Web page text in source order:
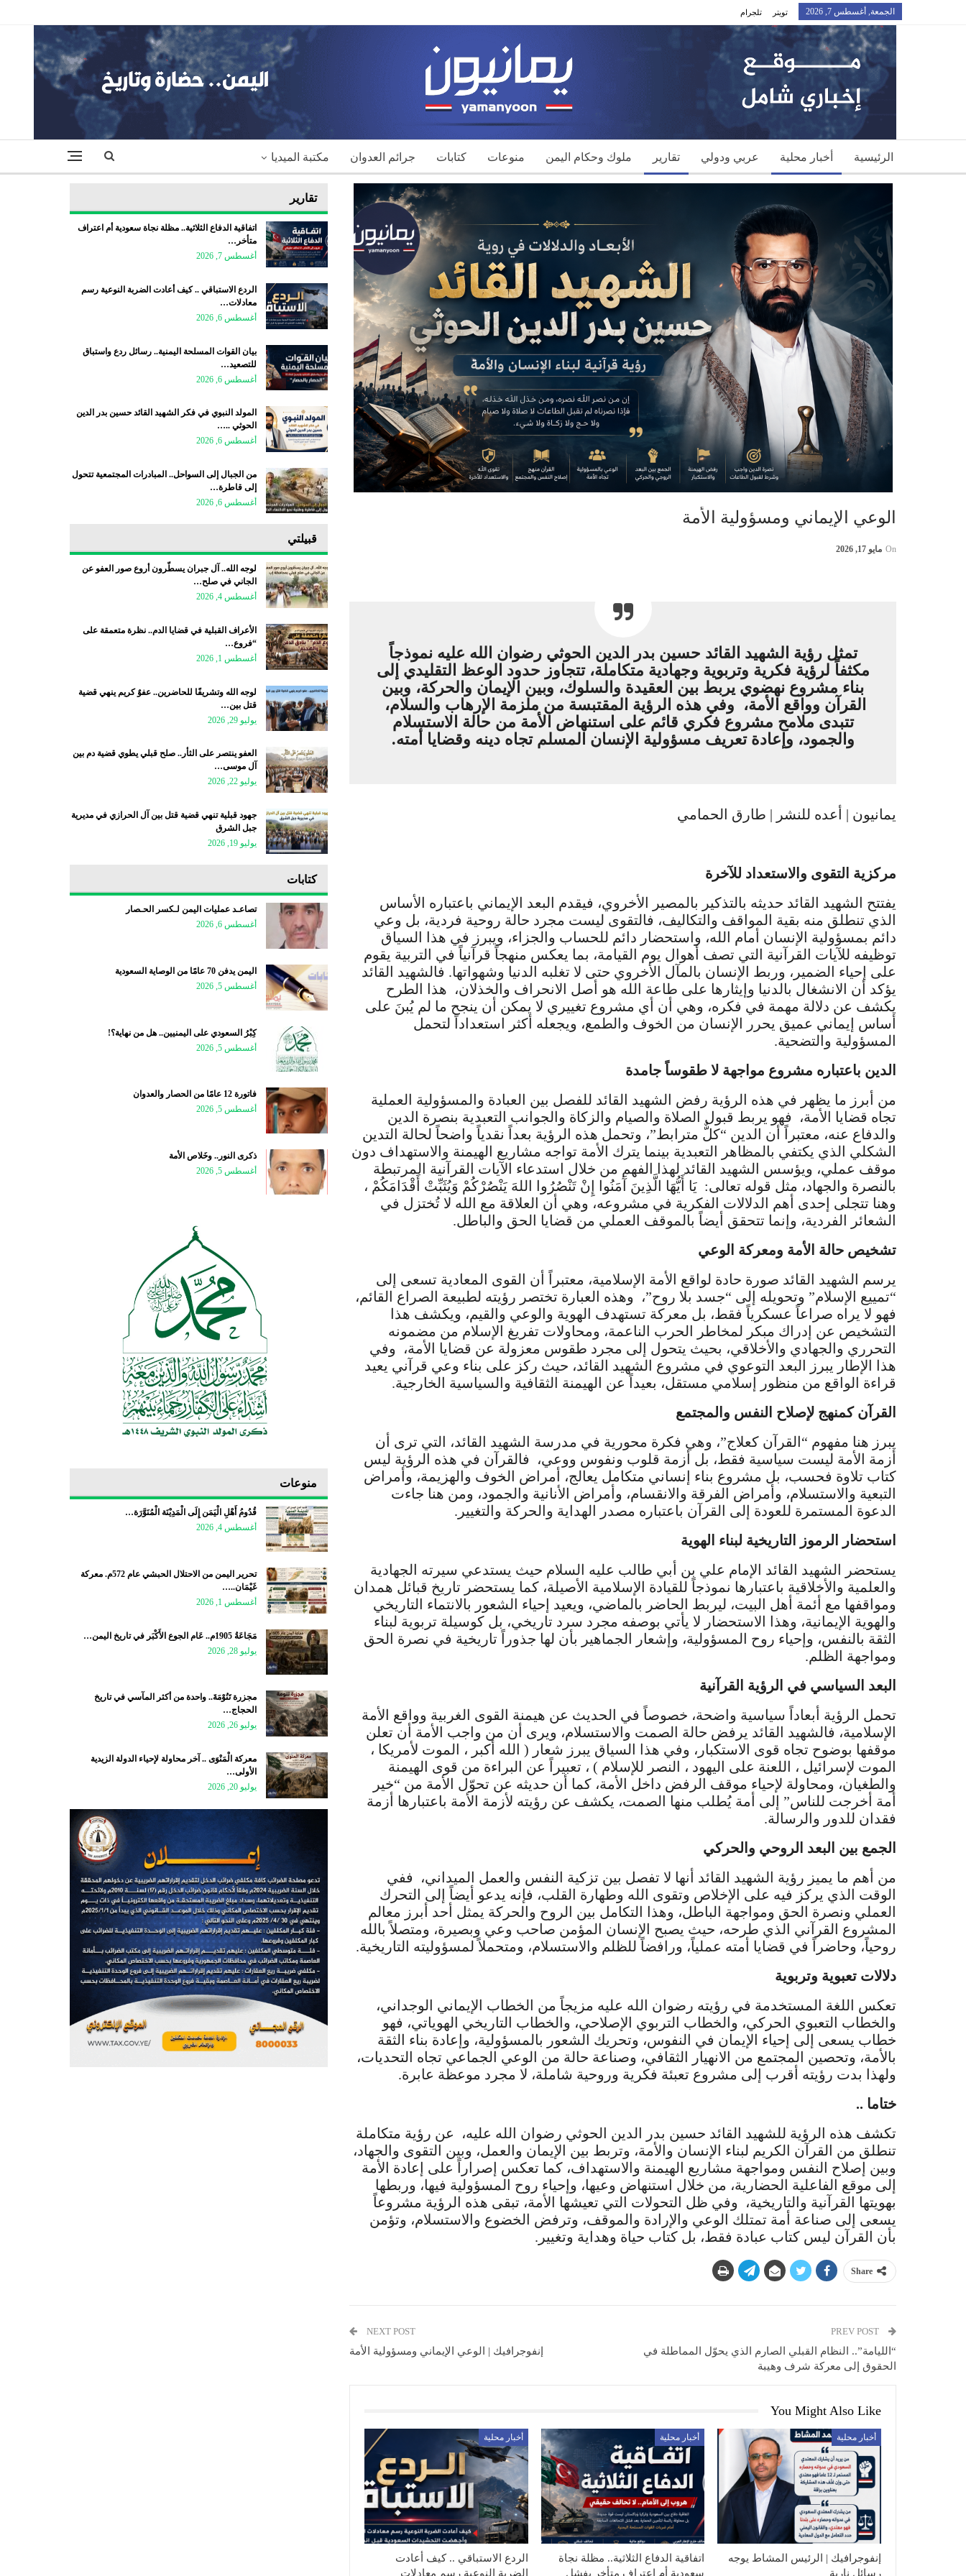
الجمعة, أغسطس 7, 2026 تويتر تلجرام
الرئيسية أخبار محلية عربي ودولي تقارير ملوك وحكام اليمن منوعات كتابات جرائم العدوان مكتبة الميديا
الوعي الإيماني ومسؤولية الأمة
On مايو 17, 2026
تمثل رؤية الشهيد القائد حسين بدر الدين الحوثي رضوان الله عليه نموذجاً
مكثفاً لرؤية فكرية وتربوية وجهادية متكاملة، تتجاوز حدود الوعظ التقليدي إلى
بناء مشروع نهضوي يربط بين العقيدة والسلوك، وبين الإيمان والحركة، وبين
القرآن وواقع الأمة، وفي هذه الرؤية المقتبسة من ملزمة الإرهاب والسلام،
تتبدى ملامح مشروع فكري قائم على استنهاض الأمة من حالة الاستسلام
والجمود، وإعادة تعريف مسؤولية الإنسان المسلم تجاه دينه وقضايا أمته.
يمانيون | أعده للنشر | طارق الحمامي
مركزية التقوى والاستعداد للآخرة
يفتتح الشهيد القائد حديثه بالتذكير بالمصير الأخروي، فيقدم البعد الإيماني باعتباره الأساس
الذي تنطلق منه بقية المواقف والتكاليف، فالتقوى ليست مجرد حالة روحية فردية، بل وعي
دائم بمسؤولية الإنسان أمام الله، واستحضار دائم للحساب والجزاء، ويبرز في هذا السياق
توظيفه للآيات القرآنية التي تصف أهوال يوم القيامة، بما يعكس منهجاً قرآنياً في التربية يقوم
على إحياء الضمير، وربط الإنسان بالمآل الأخروي حتى لا تغلبه الدنيا وشهواتها. فالشهيد القائد
يؤكد أن الانشغال بالدنيا وإيثارها على طاعة الله هو أصل الانحراف والخذلان، هذا الطرح
يكشف عن دلالة مهمة في فكره، وهي أن أي مشروع تغييري لا يمكن أن ينجح ما لم يُبنَ على
أساس إيماني عميق يحرر الإنسان من الخوف والطمع، ويجعله أكثر استعداداً لتحمل
المسؤولية والتضحية.
الدين باعتباره مشروع مواجهة لا طقوساً جامدة
من أبرز ما يظهر في هذه الرؤية رفض الشهيد القائد للفصل بين العبادة والمسؤولية العملية
تجاه قضايا الأمة، فهو يربط قبول الصلاة والصيام والزكاة والجوانب التعبدية بنصرة الدين
والدفاع عنه، معتبراً أن الدين “كلٌّ مترابط”، وتحمل هذه الرؤية بعداً نقدياً واضحاً لحالة التدين
الشكلي الذي يكتفي بالمظاهر التعبدية بينما يترك الأمة تواجه مشاريع الهيمنة والاستهداف دون
موقف عملي، ويؤسس الشهيد القائد لهذا الفهم من خلال استدعاء الآيات القرآنية المرتبطة
بالنصرة والجهاد، مثل قوله تعالى: يَا أَيُّهَا الَّذِينَ آَمَنُوا إِنْ تَنْصُرُوا اللهَ يَنْصُرْكُمْ وَيُثَبِّتْ أَقْدَامَكُمْ ،
وهنا تتجلى إحدى أهم الدلالات الفكرية في مشروعه، وهي أن العلاقة مع الله لا تُختزل في
الشعائر الفردية، وإنما تتحقق أيضاً بالموقف العملي من قضايا الحق والباطل.
تشخيص حالة الأمة ومعركة الوعي
يرسم الشهيد القائد صورة حادة لواقع الأمة الإسلامية، معتبراً أن القوى المعادية تسعى إلى
“تمييع الإسلام” وتحويله إلى “جسد بلا روح”، وهذه العبارة تختصر رؤيته لطبيعة الصراع القائم،
فهو لا يراه صراعاً عسكرياً فقط، بل معركة تستهدف الهوية والوعي والقيم، ويكشف هذا
التشخيص عن إدراك مبكر لمخاطر الحرب الناعمة، ومحاولات تفريغ الإسلام من مضمونه
التحرري والجهادي والأخلاقي، بحيث يتحول إلى مجرد طقوس معزولة عن قضايا الأمة، وفي
هذا الإطار يبرز البعد التوعوي في مشروع الشهيد القائد، حيث ركز على بناء وعي قرآني يعيد
قراءة الواقع من منظور إسلامي مستقل، بعيداً عن الهيمنة الثقافية والسياسية الخارجية.
القرآن كمنهج لإصلاح النفس والمجتمع
يبرز هنا مفهوم “القرآن كعلاج”، وهي فكرة محورية في مدرسة الشهيد القائد، التي ترى أن
أزمة الأمة ليست سياسية فقط، بل أزمة قلوب ونفوس ووعي، فالقرآن في هذه الرؤية ليس
كتاب تلاوة فحسب، بل مشروع بناء إنساني متكامل يعالج، أمراض الخوف والهزيمة، وأمراض
التبعية والاستسلام، وأمراض الفرقة والانقسام، وأمراض الأنانية والجمود، ومن هنا جاءت
الدعوة المستمرة للعودة إلى القرآن باعتباره مصدر الهداية والحركة والتغيير.
استحضار الرموز التاريخية لبناء الهوية
يستحضر الشهيد القائد الإمام علي بن أبي طالب عليه السلام حيث يستدعي سيرته الجهادية
والعلمية والأخلاقية باعتبارها نموذجاً للقيادة الإسلامية الأصيلة، كما يستحضر تاريخ قبائل همدان
ومواقفها مع أئمة أهل البيت، ليربط الحاضر بالماضي، ويعيد إحياء الشعور بالانتماء التاريخي
والهوية الإيمانية، وهذا الاستحضار لا يأتي بوصفه مجرد سرد تاريخي، بل كوسيلة تربوية لبناء
الثقة بالنفس، وإحياء روح المسؤولية، وإشعار الجماهير بأن لها جذوراً تاريخية في نصرة الحق
ومواجهة الظلم.
البعد السياسي في الرؤية القرآنية
تحمل الرؤية أبعاداً سياسية واضحة، خصوصاً في الحديث عن هيمنة القوى الغربية وواقع الأمة
الإسلامية، فالشهيد القائد يرفض حالة الصمت والاستسلام، ويرى أن من واجب الأمة أن تعلن
موقفها بوضوح تجاه قوى الاستكبار، وفي هذا السياق يبرز شعار ( الله أكبر ، الموت لأمريكا ،
الموت لإسرائيل ، اللعنة على اليهود ، النصر للإسلام ) ، تعبيراً عن البراءة من قوى الهيمنة
والطغيان، ومحاولة لإحياء موقف الرفض داخل الأمة، كما أن حديثه عن تحوّل الأمة من “خير
أمة أخرجت للناس” إلى أمة يُطلب منها الصمت، يكشف عن رؤيته لأزمة الأمة باعتبارها أزمة
فقدان للدور والرسالة.
الجمع بين البعد الروحي والحركي
من أهم ما يميز رؤية الشهيد القائد أنها لا تفصل بين تزكية النفس والعمل الميداني، ففي
الوقت الذي يركز فيه على الإخلاص وتقوى الله وطهارة القلب، فإنه يدعو أيضاً إلى التحرك
العملي ونصرة الحق ومواجهة الباطل، وهذا التكامل بين الروح والحركة يمثل أحد أبرز معالم
المشروع القرآني الذي طرحه، حيث يصبح الإنسان المؤمن صاحب وعي وبصيرة، ومتصلاً بالله
روحياً، وحاضراً في قضايا أمته عملياً، ورافضاً للظلم والاستسلام، ومتحملاً لمسؤوليته التاريخية.
دلالات تعبوية وتربوية
تعكس اللغة المستخدمة في رؤيته رضوان الله عليه مزيجاً من الخطاب الإيماني الوجداني،
والخطاب التعبوي الحركي، والخطاب التربوي الإصلاحي، والخطاب التاريخي الهوياتي، فهو
خطاب يسعى إلى إحياء الإيمان في النفوس، وتحريك الشعور بالمسؤولية، وإعادة بناء الثقة
بالأمة، وتحصين المجتمع من الانهيار الثقافي، وصناعة حالة من الوعي الجماعي تجاه التحديات،
ولهذا بدت رؤيته أقرب إلى مشروع تعبئة فكرية وروحية شاملة، لا مجرد موعظة عابرة.
ختاما ..
تكشف هذه الرؤية للشهيد القائد حسين بدر الدين الحوثي رضوان الله عليه، عن رؤية متكاملة
تنطلق من القرآن الكريم لبناء الإنسان والأمة، وتربط بين الإيمان والعمل، وبين التقوى والجهاد،
وبين إصلاح النفس ومواجهة مشاريع الهيمنة والاستهداف، كما تعكس إصراراً على إعادة الأمة
إلى موقع الفاعلية الحضارية، من خلال استنهاض وعيها، وإحياء روح المسؤولية فيها، وربطها
بهويتها القرآنية والتاريخية، وفي ظل التحولات التي تعيشها الأمة، تبقى هذه الرؤية مشروعاً
يسعى إلى صناعة أمة تمتلك الوعي والإرادة والموقف، وترفض الخضوع والاستسلام، وتؤمن
بأن القرآن ليس كتاب عبادة فقط، بل كتاب حياة وهداية وتغيير.
Share
“الليامة”.. النظام القبلي الصارم الذي يحوّل المماطلة في
الحقوق إلى معركة شرف وهيبة
NEXT POST
إنفوجرافيك | الوعي الإيماني ومسؤولية الأمة
You Might Also Like
أخبار محلية
إنفوجرافيك | الرئيس المشاط يوجه
رسائل نارية
أخبار محلية
اتفاقية الدفاع الثلاثية.. مظلة نجاة
سعودية أم اعتراف متأخر بفشل
أخبار محلية
الردع الاستباقي .. كيف أعادت
الضربة النوعية رسم معادلات
تقارير
اتفاقية الدفاع الثلاثية.. مظلة نجاة سعودية أم اعتراف
متأخر…
أغسطس 7, 2026
الردع الاستباقي .. كيف أعادت الضربة النوعية رسم
معادلات…
أغسطس 6, 2026
بيان القوات المسلحة اليمنية.. رسائل ردع واستباق
للتصعيد…
أغسطس 6, 2026
المولد النبوي في فكر الشهيد القائد حسين بدر الدين
الحوثي ..…
أغسطس 6, 2026
من الجبال إلى السواحل.. المبادرات المجتمعية تتحول
إلى قاطرة…
أغسطس 6, 2026
قبيلتي
لوجه الله.. آل جبران يسطّرون أروع صور العفو عن
الجاني في صلح…
أغسطس 4, 2026
الأعراف القبلية في قضايا الدم.. نظرة متعمقة على
“فروع…
أغسطس 1, 2026
لوجه الله وتشريفًا للحاضرين.. عفوٌ كريم ينهي قضية
قتل بين…
يوليو 29, 2026
العفو ينتصر على الثأر.. صلح قبلي يطوي قضية دم بين
آل موسى…
يوليو 22, 2026
جهود قبلية تنهي قضية قتل بين آل الحرازي في مديرية
جبل الشرق
يوليو 19, 2026
كتابات
تصاعـد عمليات اليمن لـكسر الحـصار
أغسطس 6, 2026
اليمن يدفن 70 عامًا من الوصاية السعودية
أغسطس 5, 2026
كِبْرُ السعودي على اليمنيين.. هل من نهاية؟!
أغسطس 5, 2026
فاتورة 12 عامًا من الحصار والعدوان
أغسطس 5, 2026
ذكرى النور.. وخَلاص الأمة
أغسطس 5, 2026
منوعات
قُدُومُ أَهْلِ الْيَمَن إِلَى الْمَدِيْنَة الْمُنَوَّرَة…
أغسطس 4, 2026
تحرير اليمن من الاحتلال الحبشي عام 572م. معركة
غَيْمَان..…
أغسطس 1, 2026
مَجَاعَةُ 1905م.. عَام الجوع الأَكْبَر في تاريخ اليمن…
يوليو 28, 2026
مجزرة تَنُوْمَةَ.. واحدة من أكثر المآسي في تاريخ
الحجاج…
يوليو 26, 2026
معركة الْمَنْوَى .. آخر محاولة لإحياء الدولة الزيدية
الأولى…
يوليو 20, 2026